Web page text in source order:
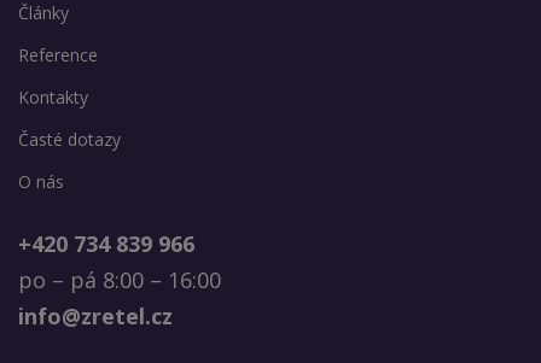
Články
Reference
Kontakty
Časté dotazy
O nás
+420 734 839 966
po – pá 8:00 – 16:00
info@zretel.cz